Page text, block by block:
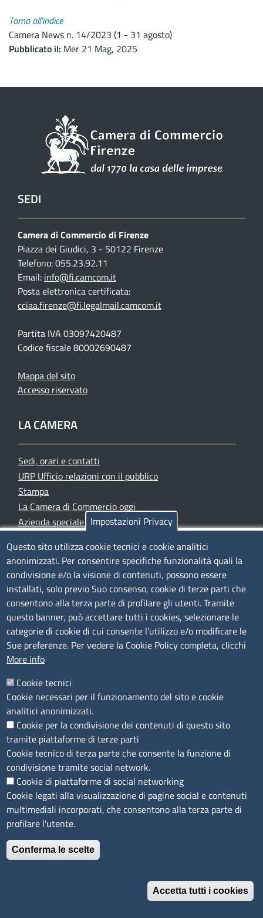
Torna all'indice
Camera News n. 14/2023 (1 - 31 agosto)
Pubblicato il Mer 21 Mag, 2025
SEDI
Camera di Commercio di Firenze
Piazza dei Giudici, 3 - 50122 Firenze
Telefono: 055.23.92.11
Email: info@fi.camcom.it
Posta elettronica certificata:
cciaa.firenze@fi.legalmail.camcom.it
Partita IVA 03097420487
Codice fiscale 80002690487
Mappa del sito
Accesso riservato
LA CAMERA
Sedi, orari e contatti
URP Ufficio relazioni con il pubblico
Stampa
La Camera di Commercio oggi
Azienda speciale PromoFirenze
TRASPARENZA
Albo Online
Amministrazione trasparente
Bandi e concorsi
Segnalazioni Whistleblowing
Accessibilità
IBAN e pagamenti informatici
Informative privacy e cookie
Verifiche PA
Attuazione misure PNRR
Modulistica
SEGUICI SU
Impostazioni Privacy
Questo sito utilizza cookie tecnici e cookie analitici
anonimizzati. Per consentire specifiche funzionalità quali la
condivisione e/o la visione di contenuti, possono essere
installati, solo previo Suo consenso, cookie di terze parti che
consentono alla terza parte di profilare gli utenti. Tramite
questo banner, può accettare tutti i cookies, selezionare le
categorie di cookie di cui consente l’utilizzo e/o modificare le
Sue preferenze. Per vedere la Cookie Policy completa, clicchi
More info
Cookie tecnici
Cookie necessari per il funzionamento del sito e cookie
analitici anonimizzati.
Cookie per la condivisione dei contenuti di questo sito
tramite piattaforme di terze parti
Cookie tecnico di terza parte che consente la funzione di
condivisione tramite social network.
Cookie di piattaforme di social networking
Cookie legati alla visualizzazione di pagine social e contenuti
multimediali incorporati, che consentono alla terza parte di
profilare l'utente.
Conferma le scelte
Accetta tutti i cookies